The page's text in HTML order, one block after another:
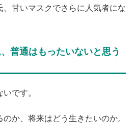
甘いマスクでさらに人気者にな
普通はもったいないと思う
です。
か、将来はどう生きたいのか。